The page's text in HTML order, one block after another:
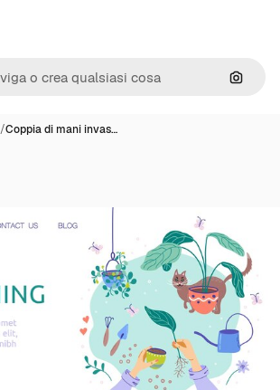
Cerca
/Coppia di mani invas…